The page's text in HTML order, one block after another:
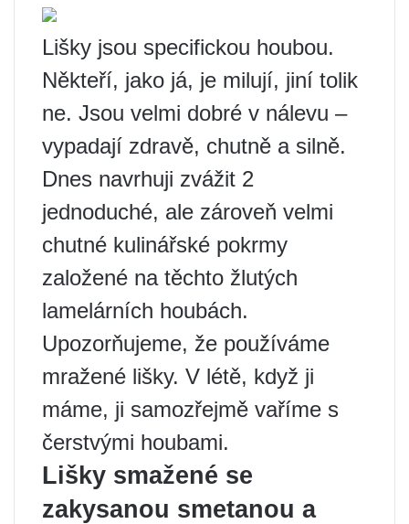
Lišky jsou specifickou houbou.
Někteří, jako já, je milují, jiní tolik
ne. Jsou velmi dobré v nálevu –
vypadají zdravě, chutně a silně.
Dnes navrhuji zvážit 2
jednoduché, ale zároveň velmi
chutné kulinářské pokrmy
založené na těchto žlutých
lamelárních houbách.
Upozorňujeme, že používáme
mražené lišky. V létě, když ji
máme, ji samozřejmě vaříme s
čerstvými houbami.
Lišky smažené se
zakysanou smetanou a